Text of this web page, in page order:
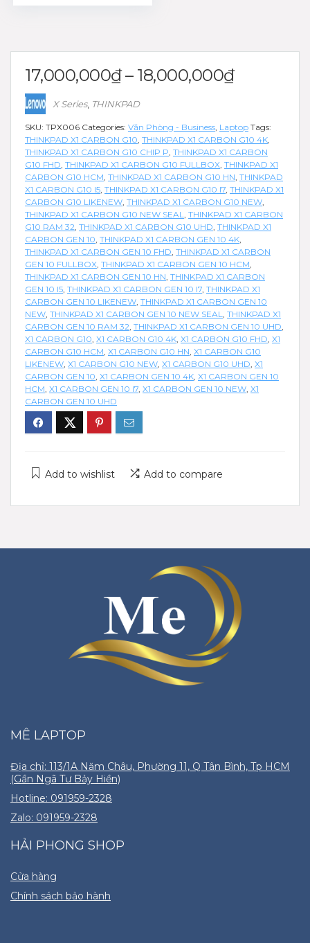
17,000,000₫– 18,000,000₫
X Series, THINKPAD
SKU: TPX006 Categories: Văn Phòng - Business, Laptop Tags:
THINKPAD X1 CARBON G10, THINKPAD X1 CARBON G10 4K,
THINKPAD X1 CARBON G10 CHIP P, THINKPAD X1 CARBON
G10 FHD, THINKPAD X1 CARBON G10 FULLBOX, THINKPAD X1
CARBON G10 HCM, THINKPAD X1 CARBON G10 HN, THINKPAD
X1 CARBON G10 I5, THINKPAD X1 CARBON G10 I7, THINKPAD X1
CARBON G10 LIKENEW, THINKPAD X1 CARBON G10 NEW,
THINKPAD X1 CARBON G10 NEW SEAL, THINKPAD X1 CARBON
G10 RAM 32, THINKPAD X1 CARBON G10 UHD, THINKPAD X1
CARBON GEN 10, THINKPAD X1 CARBON GEN 10 4K,
THINKPAD X1 CARBON GEN 10 FHD, THINKPAD X1 CARBON
GEN 10 FULLBOX, THINKPAD X1 CARBON GEN 10 HCM,
THINKPAD X1 CARBON GEN 10 HN, THINKPAD X1 CARBON
GEN 10 I5, THINKPAD X1 CARBON GEN 10 I7, THINKPAD X1
CARBON GEN 10 LIKENEW, THINKPAD X1 CARBON GEN 10
NEW, THINKPAD X1 CARBON GEN 10 NEW SEAL, THINKPAD X1
CARBON GEN 10 RAM 32, THINKPAD X1 CARBON GEN 10 UHD,
X1 CARBON G10, X1 CARBON G10 4K, X1 CARBON G10 FHD, X1
CARBON G10 HCM, X1 CARBON G10 HN, X1 CARBON G10
LIKENEW, X1 CARBON G10 NEW, X1 CARBON G10 UHD, X1
CARBON GEN 10, X1 CARBON GEN 10 4K, X1 CARBON GEN 10
HCM, X1 CARBON GEN 10 I7, X1 CARBON GEN 10 NEW, X1
CARBON GEN 10 UHD
Add to wishlist Add to compare
MÊ LAPTOP
Địa chỉ: 113/1A Năm Châu, Phường 11, Q Tân Bình, Tp HCM
(Gần Ngã Tư Bảy Hiền)
Hotline: 091959-2328
Zalo: 091959-2328
HẢI PHONG SHOP
Cửa hàng
Chính sách bảo hành